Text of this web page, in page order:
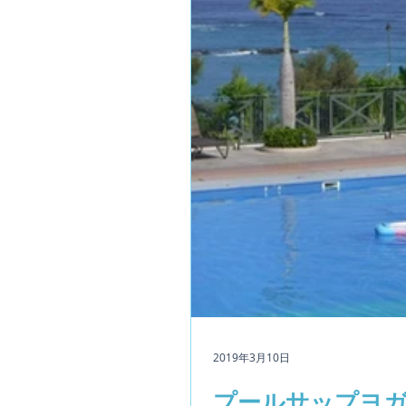
2019年3月10日